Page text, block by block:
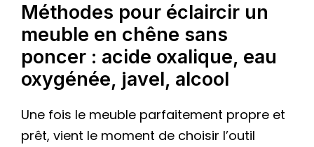
Méthodes pour éclaircir un
meuble en chêne sans
poncer : acide oxalique, eau
oxygénée, javel, alcool
Une fois le meuble parfaitement propre et
prêt, vient le moment de choisir l’outil